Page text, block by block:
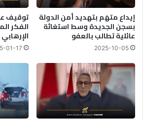
إيداع متهَم بتهديد أمن الدولة
بسجن الجديدة وسط استغاثة
عائلية تطالب بالعفو
2025-10-05
توقيف
الفكر
01-17